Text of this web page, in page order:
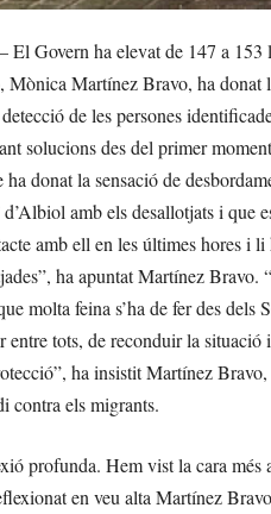
El Govern ha elevat de 147 a
Mònica Martínez Bravo, ha donat
de les persones
solucions des del primer
ha donat la sensació de
amb els desallotjats i que
amb ell en les últimes hores i
ha apuntat Martínez
molta feina s’ha de fer des
entre tots, de reconduir la situació
ha insistit Martínez
contra els migrants.
profunda. Hem vist la cara més
en veu alta Martínez